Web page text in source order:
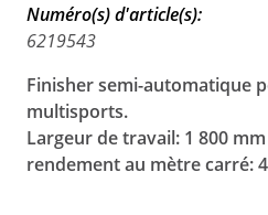
Numéro(s) d'article(s):
6219543
Finisher semi-automatique
multisports.
Largeur de travail: 1 800
rendement au mètre carré: